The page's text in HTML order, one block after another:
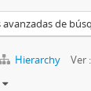
avanzadas de
Hierarchy
Ver :